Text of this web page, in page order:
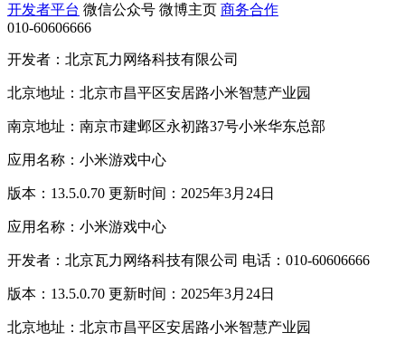
开发者平台 微信公众号 微博主页 商务合作
010-60606666
开发者：北京瓦力网络科技有限公司
北京地址：北京市昌平区安居路小米智慧产业园
南京地址：南京市建邺区永初路37号小米华东总部
应用名称：小米游戏中心
版本：13.5.0.70 更新时间：2025年3月24日
应用名称：小米游戏中心
开发者：北京瓦力网络科技有限公司 电话：010-60606666
版本：13.5.0.70 更新时间：2025年3月24日
北京地址：北京市昌平区安居路小米智慧产业园